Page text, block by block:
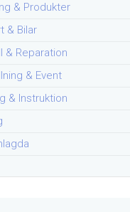
& Produkter
& Bilar
& Reparation
& Event
& Instruktion